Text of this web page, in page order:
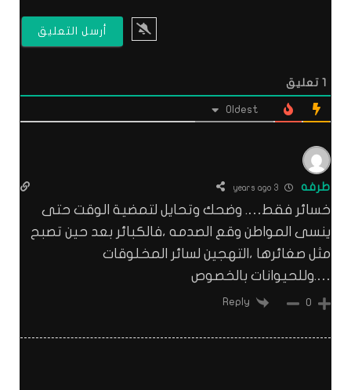
1 تعليق
Oldest
طرفه
خسائر فقط…. وضحك وتحايل لتمضية الوقت حتى
ينسى المواطن وقع الصدمه ،فالكبائر بعد حين تصبح
مثل صغائرها ،التهجين لسائر المخلوقات
….وللحيوانات بالخصوص
0
Reply